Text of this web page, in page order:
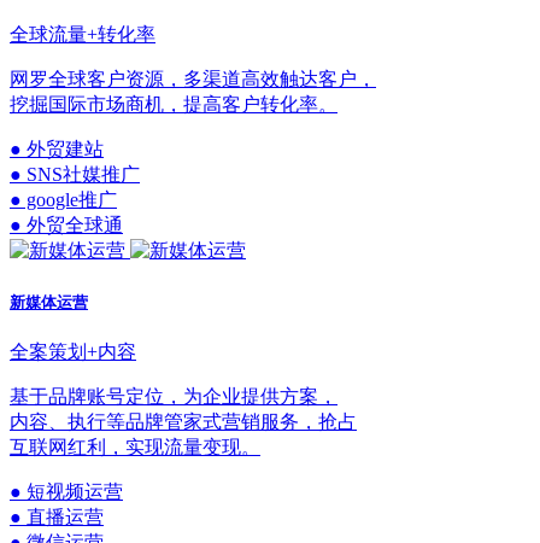
全球流量+转化率
网罗全球客户资源，多渠道高效触达客户，
挖掘国际市场商机，提高客户转化率。
● 外贸建站
● SNS社媒推广
● google推广
● 外贸全球通
新媒体运营
全案策划+内容
基于品牌账号定位，为企业提供方案，
内容、执行等品牌管家式营销服务，抢占
互联网红利，实现流量变现。
● 短视频运营
● 直播运营